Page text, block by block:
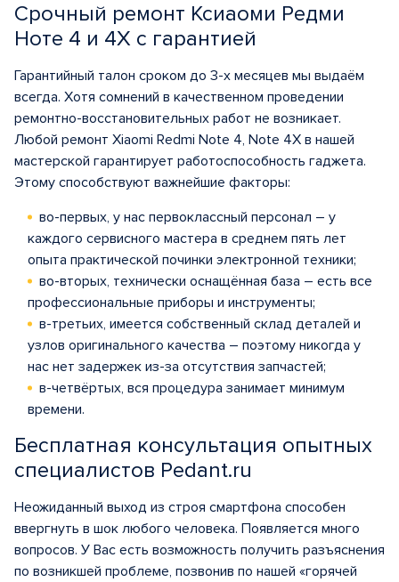
Срочный ремонт Ксиаоми Редми
Ноте 4 и 4Х с гарантией
Гарантийный талон сроком до 3-х месяцев мы выдаём
всегда. Хотя сомнений в качественном проведении
ремонтно-восстановительных работ не возникает.
Любой ремонт Xiaomi Redmi Note 4, Note 4X в нашей
мастерской гарантирует работоспособность гаджета.
Этому способствуют важнейшие факторы:
во-первых, у нас первоклассный персонал – у
каждого сервисного мастера в среднем пять лет
опыта практической починки электронной техники;
во-вторых, технически оснащённая база – есть все
профессиональные приборы и инструменты;
в-третьих, имеется собственный склад деталей и
узлов оригинального качества – поэтому никогда у
нас нет задержек из-за отсутствия запчастей;
в-четвёртых, вся процедура занимает минимум
времени.
Бесплатная консультация опытных
специалистов Pedant.ru
Неожиданный выход из строя смартфона способен
ввергнуть в шок любого человека. Появляется много
вопросов. У Вас есть возможность получить разъяснения
по возникшей проблеме, позвонив по нашей «горячей